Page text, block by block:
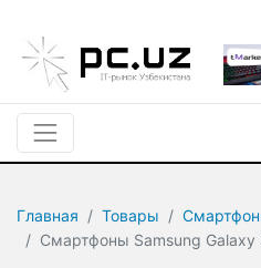
Главная Товары
Смартфоны Samsung Galaxy